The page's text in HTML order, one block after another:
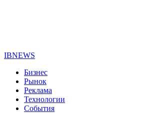
IBNEWS
Бизнес
Рынок
Реклама
Технологии
События